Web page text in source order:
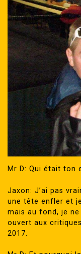
Mr D: Qui était ton
Jaxon: J’ai pas
une tête enfler et
mais au fond, je ne
ouvert aux
2017.